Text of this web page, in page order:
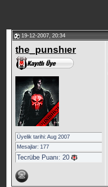
19-12-2007, 20:34
the_punshıer
Üyelik tarihi: Aug 2007
Mesajlar: 177
Tecrübe Puanı:20